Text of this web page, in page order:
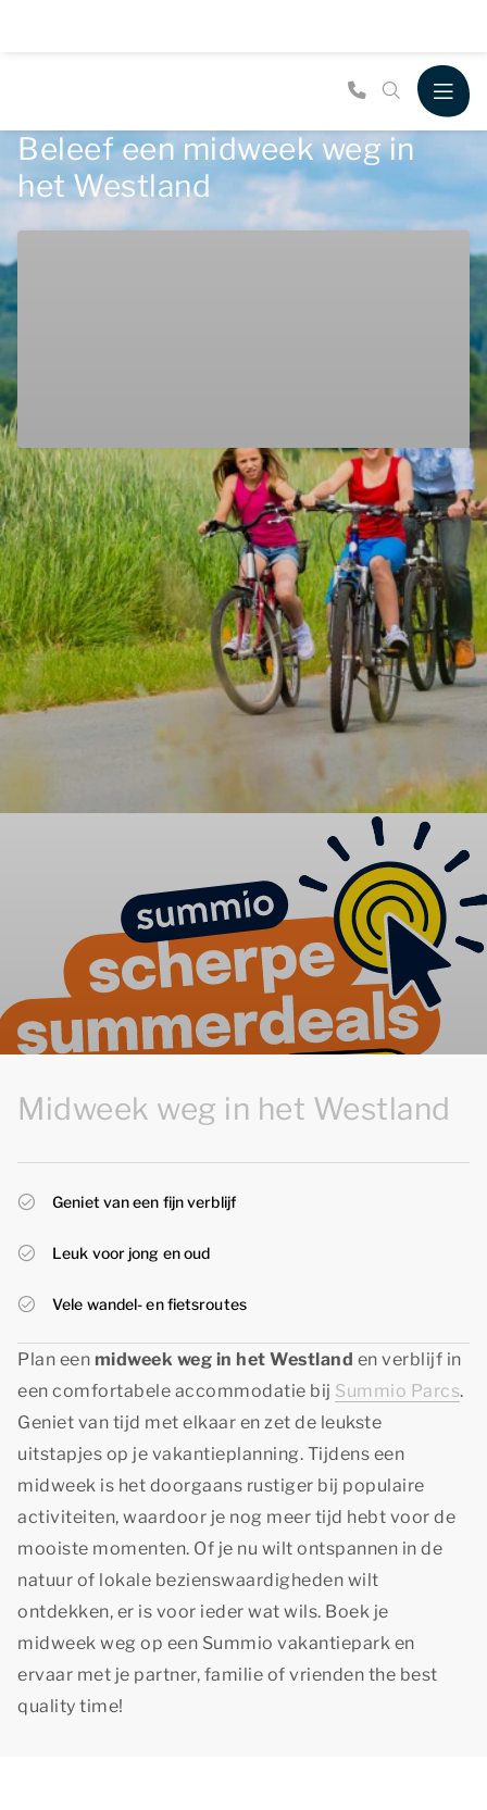
Beleef een midweek weg in
het Westland
Midweek weg in het Westland
Geniet van een fijn verblijf
Leuk voor jong en oud
Vele wandel- en fietsroutes
Plan een midweek weg in het Westland en verblijf in
een comfortabele accommodatie bij Summio Parcs.
Geniet van tijd met elkaar en zet de leukste
uitstapjes op je vakantieplanning. Tijdens een
midweek is het doorgaans rustiger bij populaire
activiteiten, waardoor je nog meer tijd hebt voor de
mooiste momenten. Of je nu wilt ontspannen in de
natuur of lokale bezienswaardigheden wilt
ontdekken, er is voor ieder wat wils. Boek je
midweek weg op een Summio vakantiepark en
ervaar met je partner, familie of vrienden the best
quality time!